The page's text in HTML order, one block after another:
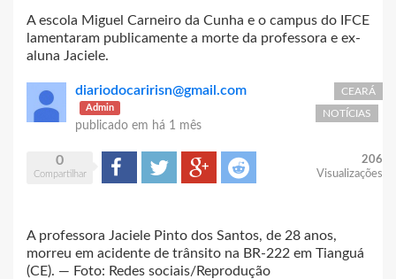
A escola Miguel Carneiro da Cunha e o campus do IFCE
lamentaram publicamente a morte da professora e ex-
aluna Jaciele.
diariodocaririsn@gmail.com
Admin
publicado em há 1 mês
CEARÁ
NOTÍCIAS
0
Compartilhar
Compartilhar
Tweet Google+ Reddit
206
Visualizações
A professora Jaciele Pinto dos Santos, de 28 anos,
morreu em acidente de trânsito na BR-222 em Tianguá
(CE). — Foto: Redes sociais/Reprodução